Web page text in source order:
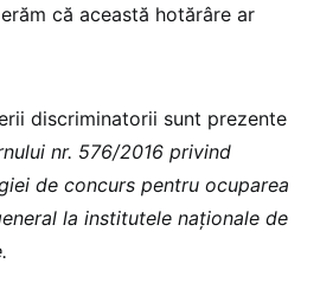
că această hotărâre ar
discriminatorii sunt prezente
nr. 576/2016 privind
de concurs pentru ocuparea
la institutele naționale de